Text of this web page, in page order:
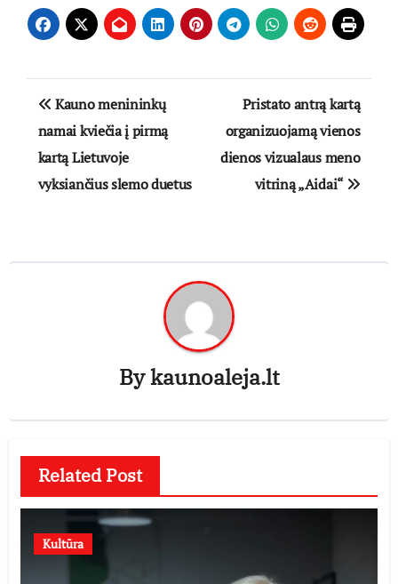
Navigacija
tarp
įrašų
Kauno menininkų
namai kviečia į pirmą
kartą Lietuvoje
vyksiančius slemo duetus
Pristato antrą kartą
organizuojamą vienos
dienos vizualaus meno
vitriną „Aidai“
Bykaunoaleja.lt
Related Post
Kultūra